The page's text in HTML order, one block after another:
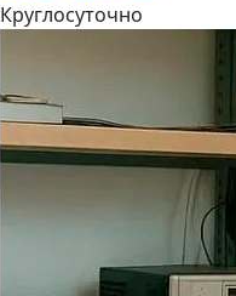
Круглосуточно